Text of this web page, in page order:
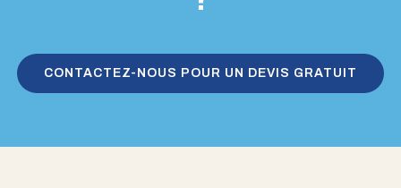
CONTACTEZ-NOUS POUR UN DEVIS GRATUIT